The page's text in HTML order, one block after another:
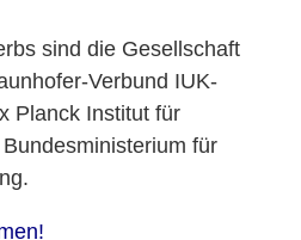
sind die Gesellschaft
Verbund IUK-
Planck Institut für
für